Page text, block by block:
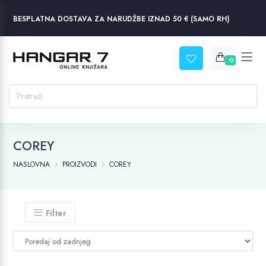
BESPLATNA DOSTAVA ZA NARUDŽBE IZNAD 50 € (SAMO RH)
0
COREY
NASLOVNA PROIZVODI COREY
Filter